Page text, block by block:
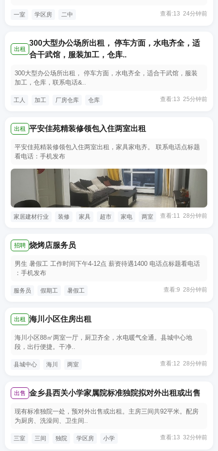
一室 学区房 二中 查看:13 24分钟前
出租
300大型办公场所出租， 停车方面，水电齐全，适
合干武馆，服装加工，仓库..
300大型办公场所出租， 停车方面，水电齐全，适合干武馆，服装
加工，仓库，联系电话&..
工人 加工 厂房仓库 仓库 查看:13 25分钟前
出租 平安佳苑精装修领包入住两室出租
平安佳苑精装修领包入住两室出租，家具家电齐。 联系电话点标题
看电话：手机发布
家居建材行业 装修 家具 超市 家电 两室 查看:11 28分钟前
招聘 烧烤店服务员
男生 暑假工 工作时间下午4-12点 薪资待遇1400 电话点标题看电话
：手机发布
服务员 假期工 暑假工 查看:9 28分钟前
出租 海川小区住房出租
海川小区88㎡两室一厅，厨卫齐全，水电暖气全通。县城中心地
段，出行便捷。干净..
县城中心 海川 两室 查看:12 28分钟前
出售 金乡县西关小学家属院标准独院拟对外出租或出售
现有标准独院一处，预对外出售或出租。主房三间共92平米。配房
为厨房、洗澡间、卫生间..
三室 三间 独院 学区房 小学 查看:13 32分钟前